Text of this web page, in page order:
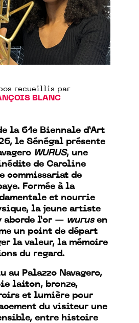
recueillis par
BLANC
la 61e Biennale d’Art
le Sénégal présente
WURUS, une
de Caroline
commissariat de
Formée à la
et nourrie
la jeune artiste
aborde l’or — wurusen
un point de départ
la valeur, la mémoire
du regard.
au Palazzo Navagero,
laiton, bronze,
et lumière pour
du visiteur une
entre histoire